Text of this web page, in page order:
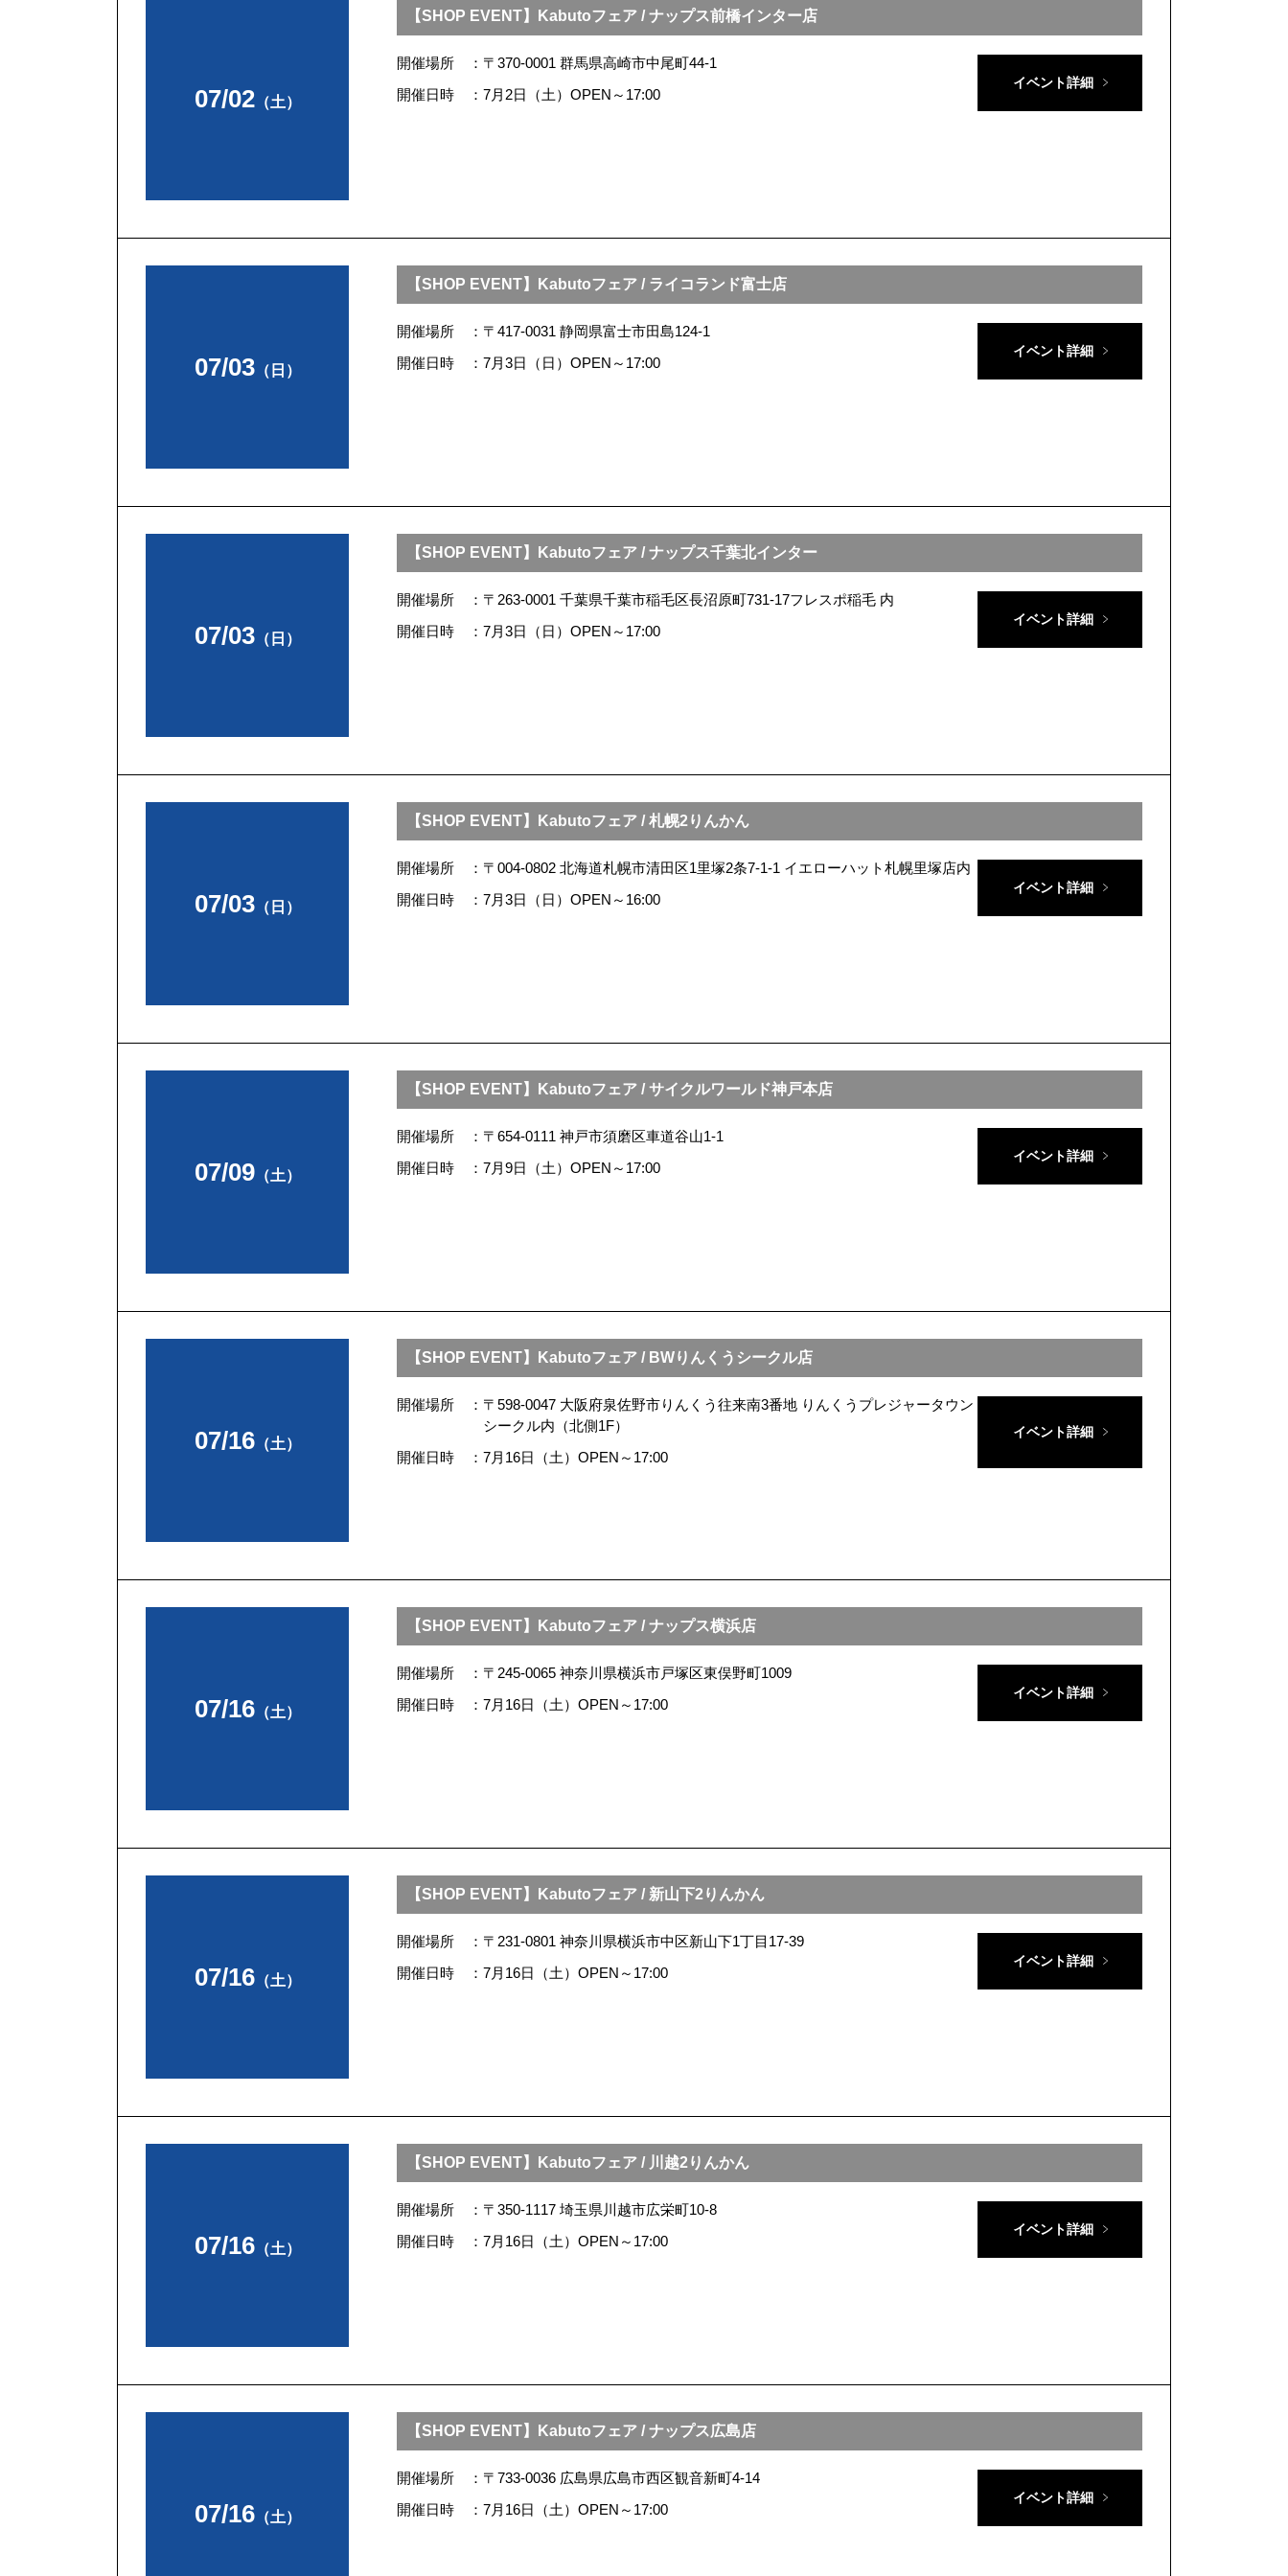
07/02（土）
【SHOP EVENT】Kabutoフェア / ナップス前橋インター店
開催場所
〒370-0001 群馬県高崎市中尾町44-1
開催日時
7月2日（土）OPEN～17:00
イベント詳細
07/03（日）
【SHOP EVENT】Kabutoフェア / ライコランド富士店
開催場所
〒417-0031 静岡県富士市田島124-1
開催日時
7月3日（日）OPEN～17:00
イベント詳細
07/03（日）
【SHOP EVENT】Kabutoフェア / ナップス千葉北インター
開催場所
〒263-0001 千葉県千葉市稲毛区長沼原町731-17フレスポ稲毛 内
開催日時
7月3日（日）OPEN～17:00
イベント詳細
07/03（日）
【SHOP EVENT】Kabutoフェア / 札幌2りんかん
開催場所
〒004-0802 北海道札幌市清田区1里塚2条7-1-1 イエローハット札幌里塚店内
開催日時
7月3日（日）OPEN～16:00
イベント詳細
07/09（土）
【SHOP EVENT】Kabutoフェア / サイクルワールド神戸本店
開催場所
〒654-0111 神戸市須磨区車道谷山1-1
開催日時
7月9日（土）OPEN～17:00
イベント詳細
07/16（土）
【SHOP EVENT】Kabutoフェア / BWりんくうシークル店
開催場所
〒598-0047 大阪府泉佐野市りんくう往来南3番地 りんくうプレジャータウン
シークル内（北側1F）
開催日時
7月16日（土）OPEN～17:00
イベント詳細
07/16（土）
【SHOP EVENT】Kabutoフェア / ナップス横浜店
開催場所
〒245-0065 神奈川県横浜市戸塚区東俣野町1009
開催日時
7月16日（土）OPEN～17:00
イベント詳細
07/16（土）
【SHOP EVENT】Kabutoフェア / 新山下2りんかん
開催場所
〒231-0801 神奈川県横浜市中区新山下1丁目17-39
開催日時
7月16日（土）OPEN～17:00
イベント詳細
07/16（土）
【SHOP EVENT】Kabutoフェア / 川越2りんかん
開催場所
〒350-1117 埼玉県川越市広栄町10-8
開催日時
7月16日（土）OPEN～17:00
イベント詳細
07/16（土）
【SHOP EVENT】Kabutoフェア / ナップス広島店
開催場所
〒733-0036 広島県広島市西区観音新町4-14
開催日時
7月16日（土）OPEN～17:00
イベント詳細